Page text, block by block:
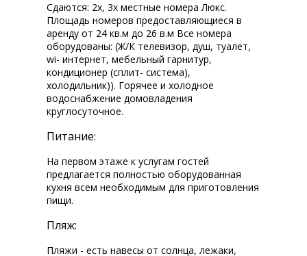
Сдаются: 2х, 3х местные номера Люкс.
Площадь номеров предоставляющиеся в
аренду от 24 кв.м до 26 в.м Все номера
оборудованы: (Ж/К телевизор, душ, туалет,
wi-fi интернет, мебельный гарнитур,
кондиционер (сплит- система),
холодильник)). Горячее и холодное
водоснабжение домовладения
круглосуточное.
Питание:
На первом этаже к услугам гостей
предлагается полностью оборудованная
кухня всем необходимым для приготовления
пищи.
Пляж:
Пляжи - есть навесы от солнца, лежаки,